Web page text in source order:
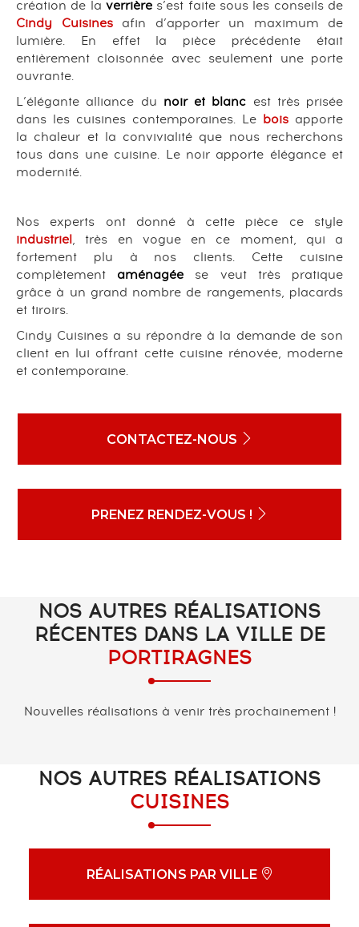
création de la verrière s’est faite sous les conseils de
Cindy Cuisinesafin d’apporter un maximum de
lumière. En effet la pièce précédente était
entièrement cloisonnée avec seulement une porte
ouvrante.
L’élégante alliance du noir et blanc est très prisée
dans les cuisines contemporaines. Le bois apporte
la chaleur et la convivialité que nous recherchons
tous dans une cuisine. Le noir apporte élégance et
modernité.
Nos experts ont donné à cette pièce ce style
industriel, très en vogue en ce moment, qui a
fortement plu à nos clients. Cette cuisine
complètement aménagée se veut très pratique
grâce à un grand nombre de rangements, placards
et tiroirs.
Cindy Cuisines a su répondre à la demande de son
client en lui offrant cette cuisine rénovée, moderne
et contemporaine.
CONTACTEZ-NOUS
PRENEZ RENDEZ-VOUS !
NOS AUTRES RÉALISATIONS
RÉCENTES DANS LA VILLE DE
PORTIRAGNES
Nouvelles réalisations à venir très prochainement !
NOS AUTRES RÉALISATIONS
CUISINES
RÉALISATIONS PAR VILLE